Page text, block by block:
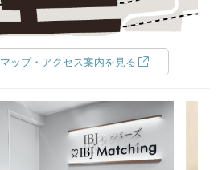
マップ・アクセス案内を見る